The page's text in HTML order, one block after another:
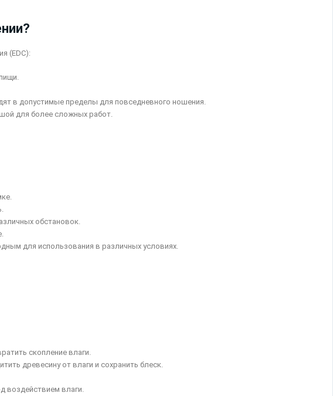
(EDC):
в допустимые пределы для повседневного ношения.
для более сложных работ.
обстановок.
для использования в различных условиях.
скопление влаги.
древесину от влаги и сохранить блеск.
воздействием влаги.